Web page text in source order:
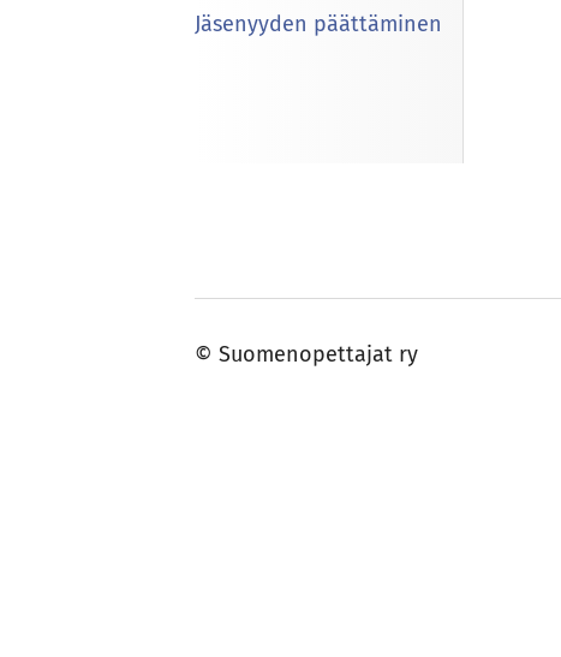
Jäsenyyden päättäminen
© Suomenopettajat ry